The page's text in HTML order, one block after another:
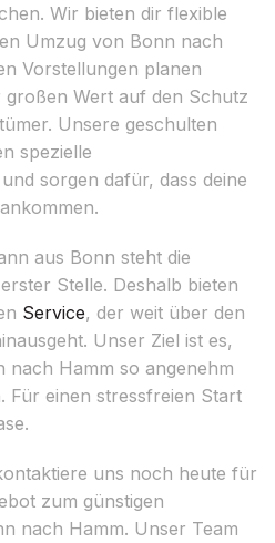
Wir bieten dir flexible
Umzug von Bonn nach
Vorstellungen planen
großen Wert auf den Schutz
Unsere geschulten
spezielle
sorgen dafür, dass deine
aus Bonn steht die
Stelle. Deshalb bieten
Service, der weit über den
Unser Ziel ist es,
nach Hamm so angenehm
Für einen stressfreien Start
uns noch heute für
zum günstigen
nach Hamm. Unser Team